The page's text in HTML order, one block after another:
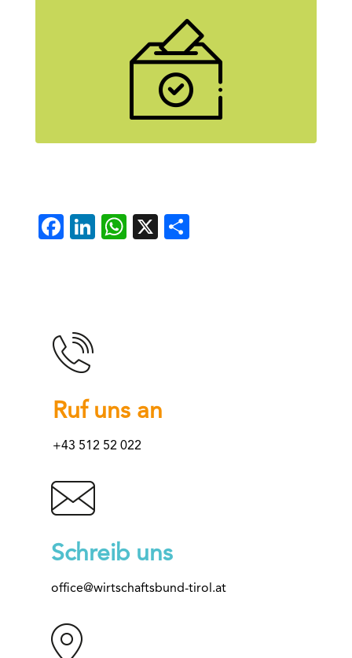
Wer steckt hinter den Namen? Hier
geht’s zu den Homestories unserer
SpitzenkandidatInnen.
mehr erfahren
Facebook
LinkedIn
WhatsApp
X
Ruf uns an
+43 512 52 022
Schreib uns
office@wirtschaftsbund-tirol.at